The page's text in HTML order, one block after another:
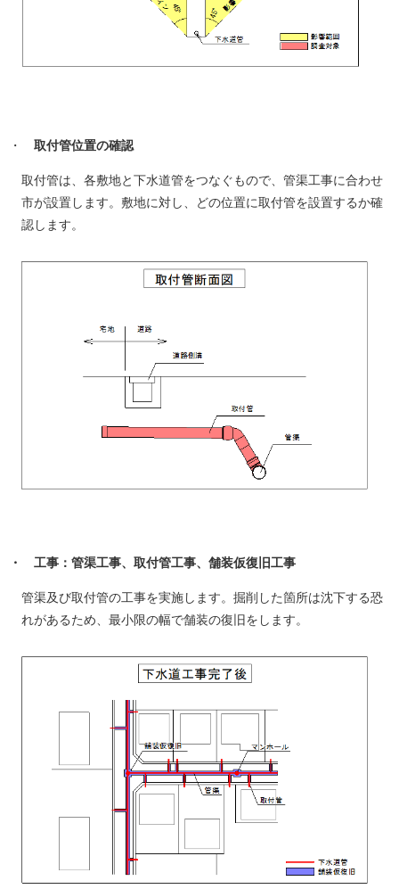
・ 取付管位置の確認
取付管は、各敷地と下水道管をつなぐもので、管渠工事に合わせ
市が設置します。 敷地に対し、どの位置に取付管を設置するか確
認します。
・ 工事：管渠工事、取付管工事、舗装仮復旧工事
管渠及び取付管の工事を実施します。掘削した箇所は沈下する恐
れがあるため、最小限の幅で舗装の復旧をします。​